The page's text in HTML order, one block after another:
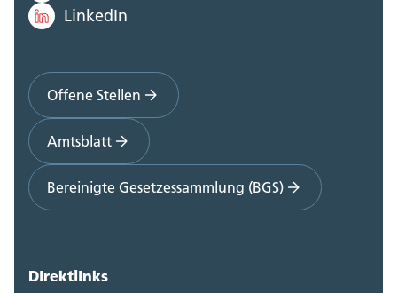
LinkedIn
Offene Stellen
Amtsblatt
Bereinigte Gesetzessammlung (BGS)
Direktlinks